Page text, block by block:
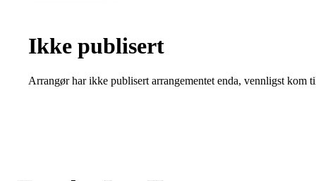
Ikke publisert
Arrangør har ikke publisert arrangementet enda, vennligst kom